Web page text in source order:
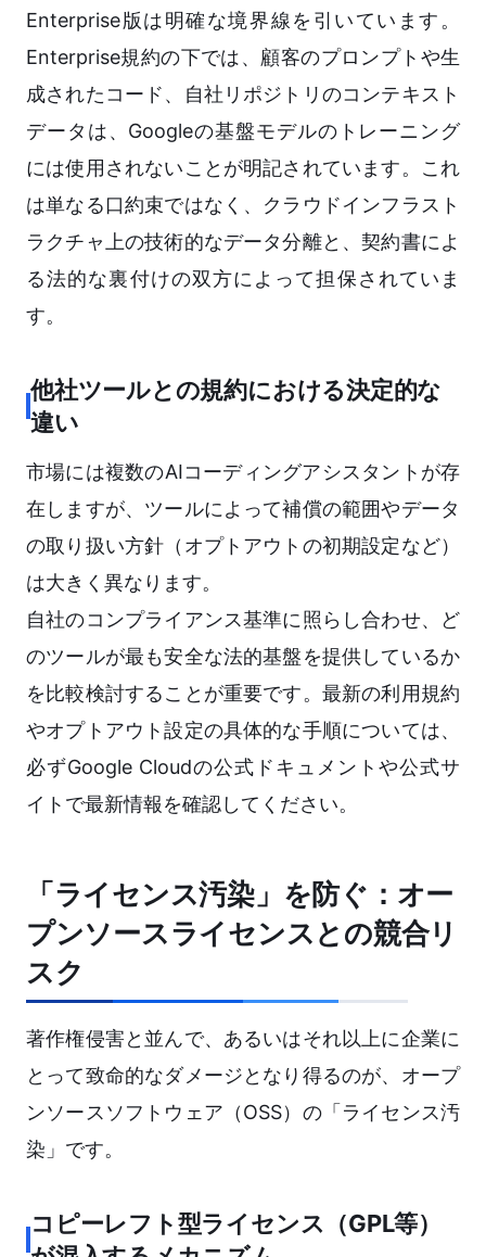
Enterprise版は明確な境界線を引いています。
Enterprise規約の下では、顧客のプロンプトや生
成されたコード、自社リポジトリのコンテキスト
データは、Googleの基盤モデルのトレーニング
には使用されないことが明記されています。これ
は単なる口約束ではなく、クラウドインフラスト
ラクチャ上の技術的なデータ分離と、契約書によ
る法的な裏付けの双方によって担保されていま
す。
他社ツールとの規約における決定的な
違い
市場には複数のAIコーディングアシスタントが存
在しますが、ツールによって補償の範囲やデータ
の取り扱い方針（オプトアウトの初期設定など）
は大きく異なります。
自社のコンプライアンス基準に照らし合わせ、ど
のツールが最も安全な法的基盤を提供しているか
を比較検討することが重要です。最新の利用規約
やオプトアウト設定の具体的な手順については、
必ずGoogle Cloudの公式ドキュメントや公式サ
イトで最新情報を確認してください。
「ライセンス汚染」を防ぐ：オー
プンソースライセンスとの競合リ
スク
著作権侵害と並んで、あるいはそれ以上に企業に
とって致命的なダメージとなり得るのが、オープ
ンソースソフトウェア（OSS）の「ライセンス汚
染」です。
コピーレフト型ライセンス（GPL等）